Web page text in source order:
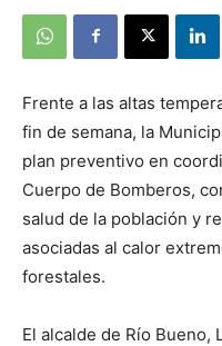
Frente a las altas
fin de semana, la
plan preventivo en
Cuerpo de Bomberos,
salud de la población y
asociadas al calor
forestales.
El alcalde de Río Bueno,